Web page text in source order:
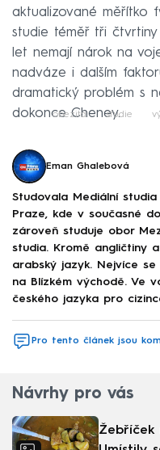
aktualizované měřítko
studie téměř tři
let nemají nárok na
nadváze i dalším
dramatický problém s
dokonce Cheney.
obezita studie
Eman Ghalebová
Studovala Mediální
Praze, kde v současné
zároveň studuje obor
studia. Kromě angličtiny
arabský jazyk. Nejvíce
na Blízkém východě. Ve
českého jazyka pro
Pro tento článek jsou
Návrhy pro vás
Žebříček